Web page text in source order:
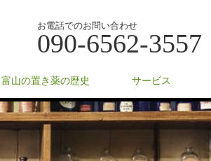
お電話でのお問い合わせ
090-6562-3557
富山の置き薬の歴史 サービス